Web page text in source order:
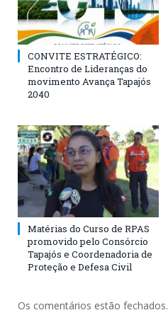
CONVITE ESTRATÉGICO:
Encontro de Lideranças do
movimento Avança Tapajós
2040
Matérias do Curso de RPAS
promovido pelo Consórcio
Tapajós e Coordenadoria de
Proteção e Defesa Civil
Os comentários estão fechados.